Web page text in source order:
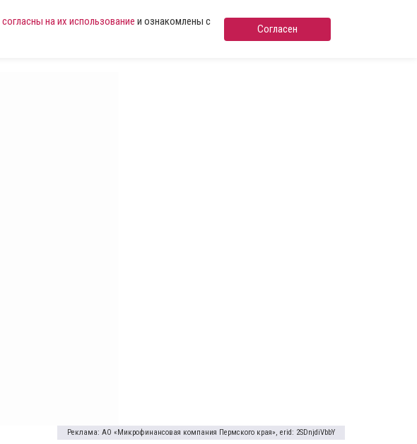
согласны на их использование и ознакомлены с
Согласен
Реклама: АО «Микрофинансовая компания Пермского края», erid: 2SDnjdiVbbY